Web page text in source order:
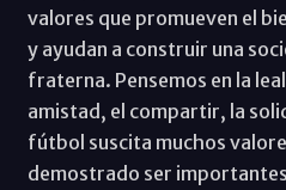
valores que promueven el
y ayudan a construir una
fraterna. Pensemos en la
amistad, el compartir, la
fútbol suscita muchos
demostrado ser